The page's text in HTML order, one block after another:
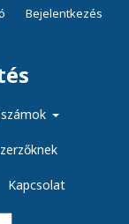
Kapcsolat
Bejelentkezés